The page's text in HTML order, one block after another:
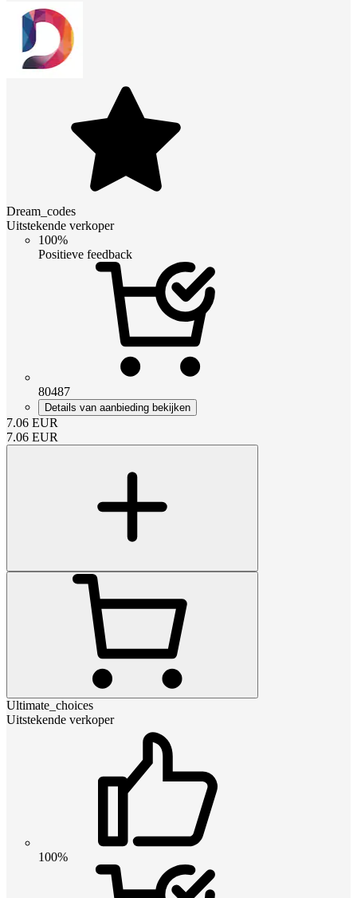
Dream_codes
Uitstekende verkoper
100%
Positieve feedback
80487
Details van aanbieding bekijken
7.06 EUR
7.06 EUR
Ultimate_choices
Uitstekende verkoper
100%